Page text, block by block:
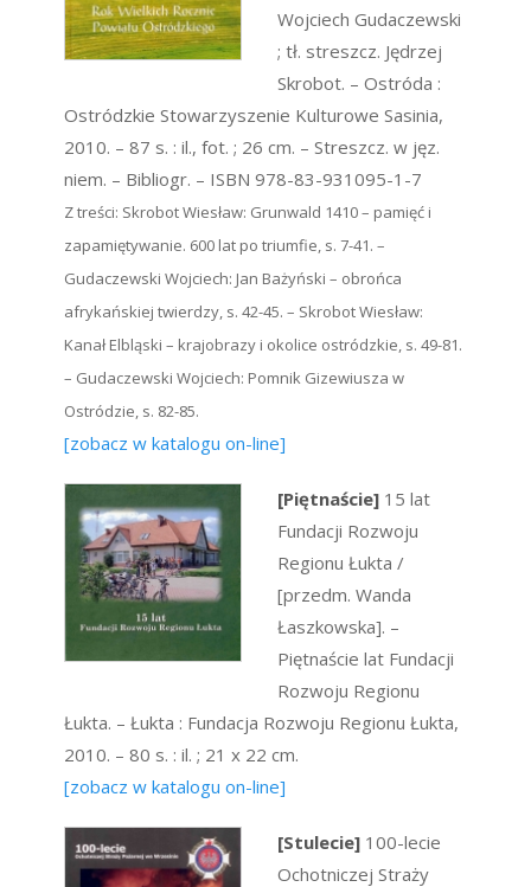
Wojciech Gudaczewski
; tł. streszcz. Jędrzej
Skrobot. – Ostróda :
Ostródzkie Stowarzyszenie Kulturowe Sasinia,
2010. – 87 s. : il., fot. ; 26 cm. – Streszcz. w jęz.
niem. – Bibliogr. – ISBN 978-83-931095-1-7
Z treści: Skrobot Wiesław: Grunwald 1410 – pamięć i
zapamiętywanie. 600 lat po triumfie, s. 7-41. –
Gudaczewski Wojciech: Jan Bażyński – obrońca
afrykańskiej twierdzy, s. 42-45. – Skrobot Wiesław:
Kanał Elbląski – krajobrazy i okolice ostródzkie, s. 49-81.
– Gudaczewski Wojciech: Pomnik Gizewiusza w
Ostródzie, s. 82-85.
[zobacz w katalogu on-line]
[Piętnaście] 15 lat
Fundacji Rozwoju
Regionu Łukta /
[przedm. Wanda
Łaszkowska]. –
Piętnaście lat Fundacji
Rozwoju Regionu
Łukta. – Łukta : Fundacja Rozwoju Regionu Łukta,
2010. – 80 s. : il. ; 21 x 22 cm.
[zobacz w katalogu on-line]
[Stulecie] 100-lecie
Ochotniczej Straży